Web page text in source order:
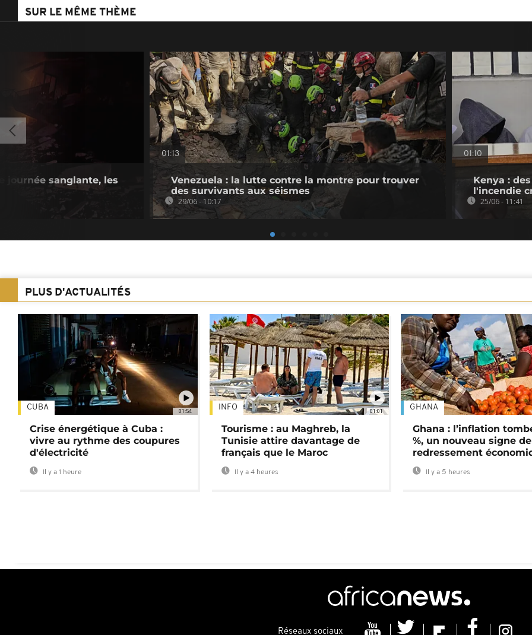
SUR LE MÊME THÈME
journée sanglante, les
01:13
Venezuela : la lutte contre la montre pour trouver
des survivants aux séismes
29/06 - 10:17
01:10
Kenya :
l'incendie
25/06 - 11:41
PLUS D'ACTUALITÉS
01:54
CUBA
Crise énergétique à Cuba :
vivre au rythme des coupures
d'électricité
Il y a 1 heure
01:01
INFO
Tourisme : au Maghreb, la
Tunisie attire davantage de
français que le Maroc
Il y a 4 heures
GHANA
Ghana : l’inflation
%, un nouveau signe de
redressement
Il y a 5 heures
Réseaux sociaux